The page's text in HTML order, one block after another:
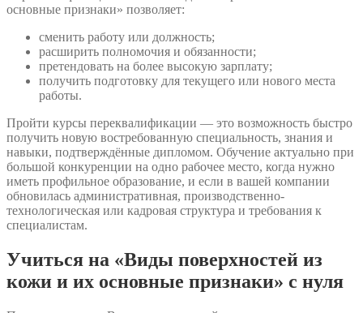
основные признаки» позволяет:
сменить работу или должность;
расширить полномочия и обязанности;
претендовать на более высокую зарплату;
получить подготовку для текущего или нового места
работы.
Пройти курсы переквалификации — это возможность быстро
получить новую востребованную специальность, знания и
навыки, подтверждённые дипломом. Обучение актуально при
большой конкуренции на одно рабочее место, когда нужно
иметь профильное образование, и если в вашей компании
обновилась административная, производственно-
технологическая или кадровая структура и требования к
специалистам.
Учиться на «Виды поверхностей из
кожи и их основные признаки» с нуля